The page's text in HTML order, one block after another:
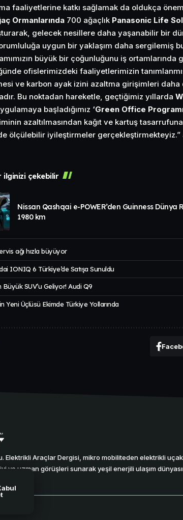
faaliyetlerine katkı sağlamak da oldukça
Ormanlarında 700 ağaçlık Panasonic Life
gelecek nesillere daha yaşanabilir bir
uygun bir yaklaşım daha sergilemiş
büyük bir çoğunluğunu iş ortamlarında
ofislerimizdeki faaliyetlerimizin
ve karbon ayak izini azaltma girişimleri daha
Bu noktadan hareketle, geçtiğimiz yıllarda
başladığımız ‘Green Office
azaltılmasından kağıt ve kartuş
ölçülebilir iyileştirmeler gerçekleştirmekteyiz.”
ilginizi çekebilir
Nissan Qashqai e-POWER’den Guinness Dünya
1980 km
ağı hızla büyüyor
IONIQ 6 Türkiye’de Satışa Sunuldu
Büyük SUV’u Geliyor! Audi Q9
Yeni Üçlüsü Ekimde Türkiye Yollarında
Elektrikli Araçlar Dergisi, mikro mobiliteden elektrikli
uzman görüşleri sunarak yeşil enerjili ulaşım